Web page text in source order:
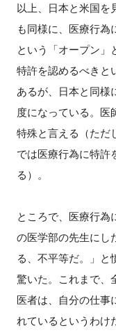
以上、日本と米国を
も同様に、医療行為
という「オープン」
特許を認めるべきと
あるが、日本と同様
度になっている。医
特殊と言える（ただ
では医療行為に特許
る）。
ところで、医療行為
の医学部の先生にし
る、不平等だ。」と
驚いた。これまで、
医者は、自分の仕事
れているというわけ